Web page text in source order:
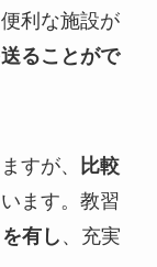
利な施設が
ることがで
すが、
比較
ます。教習
有し 、充実